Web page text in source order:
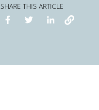
SHARE THIS ARTICLE